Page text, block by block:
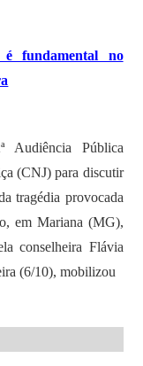
fundamental no
Audiência Pública
(CNJ) para discutir
tragédia provocada
em Mariana (MG),
conselheira Flávia
(6/10), mobilizou